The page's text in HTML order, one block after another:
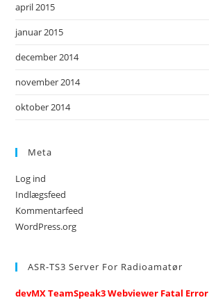
april 2015
januar 2015
december 2014
november 2014
oktober 2014
Meta
Log ind
Indlægsfeed
Kommentarfeed
WordPress.org
ASR-TS3 Server For Radioamatør
devMX TeamSpeak3 Webviewer Fatal Error